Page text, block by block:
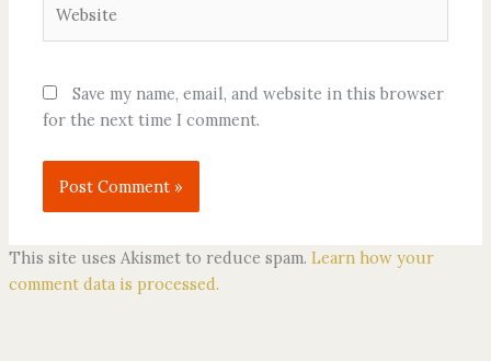
Save my name, email, and website in this browser
for the next time I comment.
This site uses Akismet to reduce spam. Learn how your
comment data is processed.